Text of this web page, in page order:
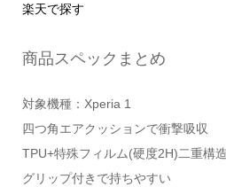
楽天で探す
商品スペックまとめ
対象機種：Xperia 1
四つ角エアクッションで衝撃吸収
TPU+特殊フィルム(硬度2H)二重構造
グリップ付きで持ちやすい